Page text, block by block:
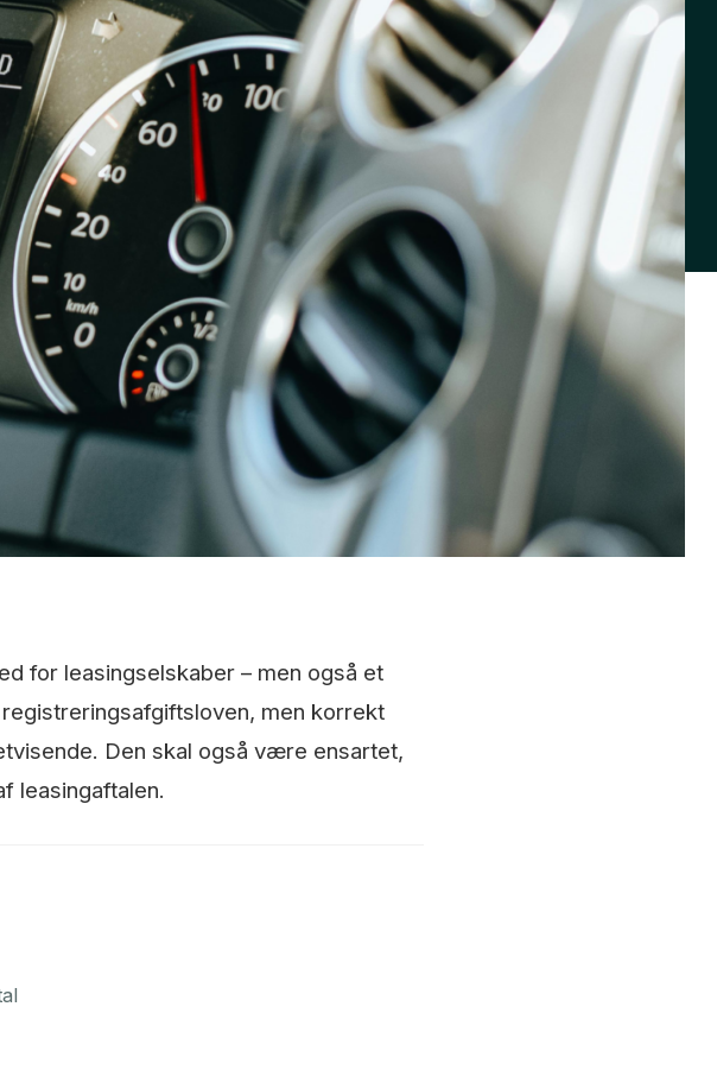
for leasingselskaber – men også et
men korrekt
Den skal også være ensartet,
leasingaftalen.